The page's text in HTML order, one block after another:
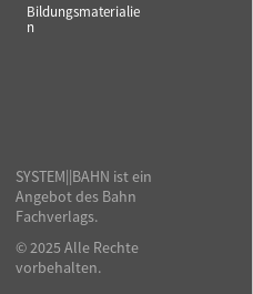
Bildungsmaterialie
n
SYSTEM||BAHN ist ein
Angebot des Bahn
Fachverlags.
© 2025 Alle Rechte
vorbehalten.